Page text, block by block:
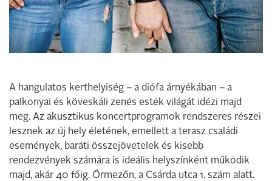
A hangulatos kerthelyiség – a diófa árnyékában – a
palkonyai és köveskáli zenés esték világát idézi majd
meg. Az akusztikus koncertprogramok rendszeres részei
lesznek az új hely életének, emellett a terasz családi
események, baráti összejövetelek és kisebb
rendezvények számára is ideális helyszínként működik
majd, akár 40 főig. Őrmezőn, a Csárda utca 1. szám alatt.